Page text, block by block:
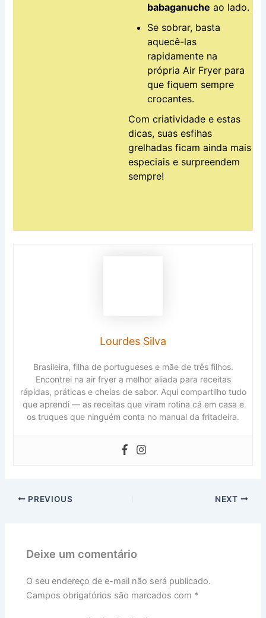
babaganuche ao lado.
Se sobrar, basta
aquecê-las
rapidamente na
própria Air Fryer para
que fiquem sempre
crocantes.
Com criatividade e estas
dicas, suas esfihas
grelhadas ficam ainda mais
especiais e surpreendem
sempre!
Lourdes Silva
Brasileira, filha de portugueses e mãe de três filhos.
Encontrei na air fryer a melhor aliada para receitas
rápidas, práticas e cheias de sabor. Aqui compartilho tudo
que aprendi — as receitas que viram rotina cá em casa e
os truques que ninguém conta no manual da fritadeira.
PREVIOUS NEXT
Deixe um comentário
O seu endereço de e-mail não será publicado.
Campos obrigatórios são marcados com *